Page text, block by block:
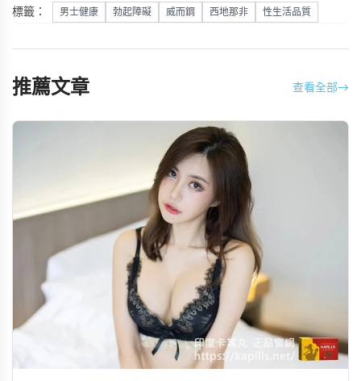
標籤： 男士健康 勃起障礙 威而鋼 西地那非 性生活品質
推薦文章 查看全部→